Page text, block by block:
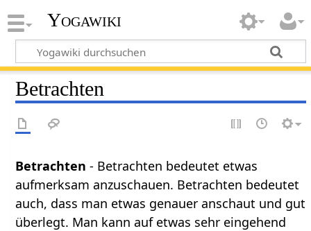
Yogawiki
Betrachten
Betrachten‏‎- Betrachten bedeutet etwas
aufmerksam anzuschauen. Betrachten bedeutet
auch, dass man etwas genauer anschaut und gut
überlegt. Man kann auf etwas sehr eingehend